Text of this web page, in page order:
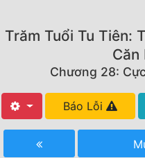
Truyện Mới Ra
Hoàn Thành
Trăm Tuổi Tu Tiên:
Căn
Chương 28:
Báo Lỗi